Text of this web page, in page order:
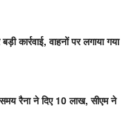
कार्रवाई, वाहनों पर लगाया गया
रैना ने दिए 10 लाख, सीएम ने